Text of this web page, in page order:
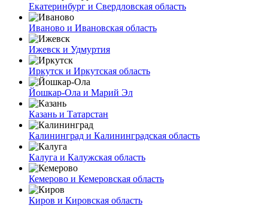
Екатеринбург и Свердловская область
Иваново и Ивановская область
Ижевск и Удмуртия
Иркутск и Иркутская область
Йошкар-Ола и Марий Эл
Казань и Татарстан
Калининград и Калининградская область
Калуга и Калужская область
Кемерово и Кемеровская область
Киров и Кировская область